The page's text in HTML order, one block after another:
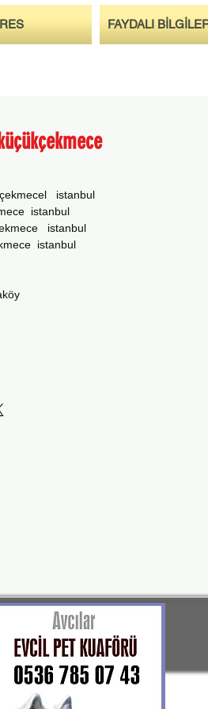
FAYDALI
istanbul
istanbul
istanbul
istanbul